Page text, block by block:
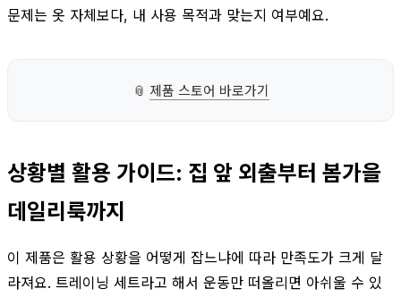
문제는 옷 자체보다, 내 사용 목적과 맞는지 여부예요.
📎 제품 스토어 바로가기
상황별 활용 가이드: 집 앞 외출부터 봄가을
데일리룩까지
이 제품은 활용 상황을 어떻게 잡느냐에 따라 만족도가 크게 달
라져요. 트레이닝 세트라고 해서 운동만 떠올리면 아쉬울 수 있